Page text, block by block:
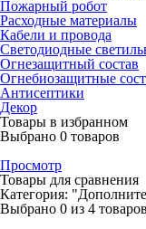
Пожарный робот
Расходные материалы
Кабели и провода
Светодиодные
Огнезащитный состав
Огнебиозащитные
Антисептики
Декор
Товары в избранном
Выбрано 0 товаров
Просмотр
Товары для сравнения
Категория:
Выбрано 0 из 4 товаров